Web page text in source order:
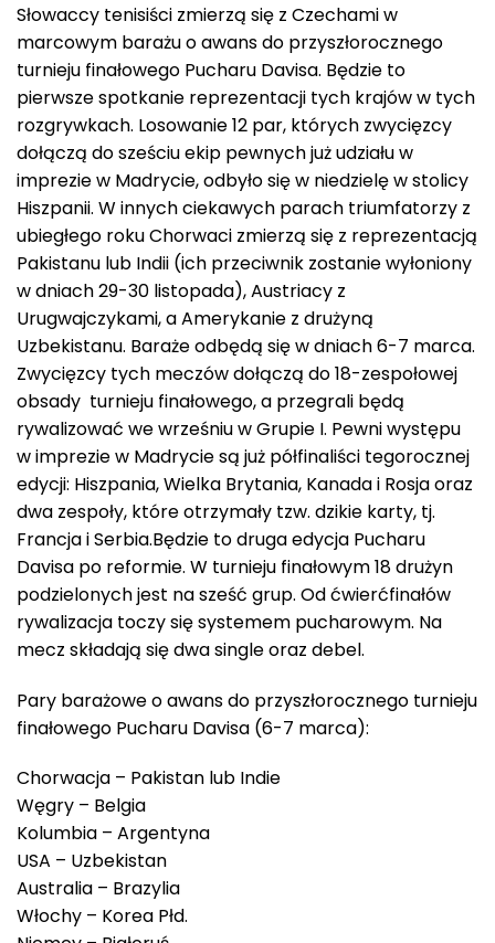
Słowaccy tenisiści zmierzą się z Czechami w
marcowym barażu o awans do przyszłorocznego
turnieju finałowego Pucharu Davisa. Będzie to
pierwsze spotkanie reprezentacji tych krajów w tych
rozgrywkach. Losowanie 12 par, których zwycięzcy
dołączą do sześciu ekip pewnych już udziału w
imprezie w Madrycie, odbyło się w niedzielę w stolicy
Hiszpanii. W innych ciekawych parach triumfatorzy z
ubiegłego roku Chorwaci zmierzą się z reprezentacją
Pakistanu lub Indii (ich przeciwnik zostanie wyłoniony
w dniach 29-30 listopada), Austriacy z
Urugwajczykami, a Amerykanie z drużyną
Uzbekistanu. Baraże odbędą się w dniach 6-7 marca.
Zwycięzcy tych meczów dołączą do 18-zespołowej
obsady turnieju finałowego, a przegrali będą
rywalizować we wrześniu w Grupie I. Pewni występu
w imprezie w Madrycie są już półfinaliści tegorocznej
edycji: Hiszpania, Wielka Brytania, Kanada i Rosja oraz
dwa zespoły, które otrzymały tzw. dzikie karty, tj.
Francja i Serbia.Będzie to druga edycja Pucharu
Davisa po reformie. W turnieju finałowym 18 drużyn
podzielonych jest na sześć grup. Od ćwierćfinałów
rywalizacja toczy się systemem pucharowym. Na
mecz składają się dwa single oraz debel.
Pary barażowe o awans do przyszłorocznego turnieju
finałowego Pucharu Davisa (6-7 marca):
Chorwacja – Pakistan lub Indie
Węgry – Belgia
Kolumbia – Argentyna
USA – Uzbekistan
Australia – Brazylia
Włochy – Korea Płd.